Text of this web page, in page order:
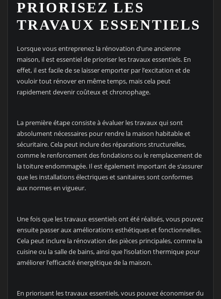
PRIORISEZ LES
TRAVAUX ESSENTIELS
Lorsque vous entreprenez la rénovation d’une ancienne
maison, il est essentiel de prioriser les travaux essentiels. En
effet, il est facile de se laisser emporter par l’excitation et de
vouloir tout rénover en même temps, mais cela peut
rapidement devenir coûteux et chronophage.
La première étape consiste à évaluer les travaux qui sont
absolument nécessaires pour rendre la maison habitable et
sécuritaire. Cela peut inclure des réparations structurelles,
comme le renforcement des fondations ou le remplacement de
la toiture endommagée. Il est également important de s’assurer
que les installations électriques et sanitaires sont conformes
aux normes en vigueur.
Une fois que les travaux essentiels ont été réalisés, vous pouvez
ensuite passer aux améliorations esthétiques et fonctionnelles.
Cela peut inclure la rénovation des pièces principales, comme la
cuisine ou la salle de bains, ainsi que l’isolation thermique pour
améliorer l’efficacité énergétique de la maison.
En priorisant les travaux essentiels, vous pouvez économiser du